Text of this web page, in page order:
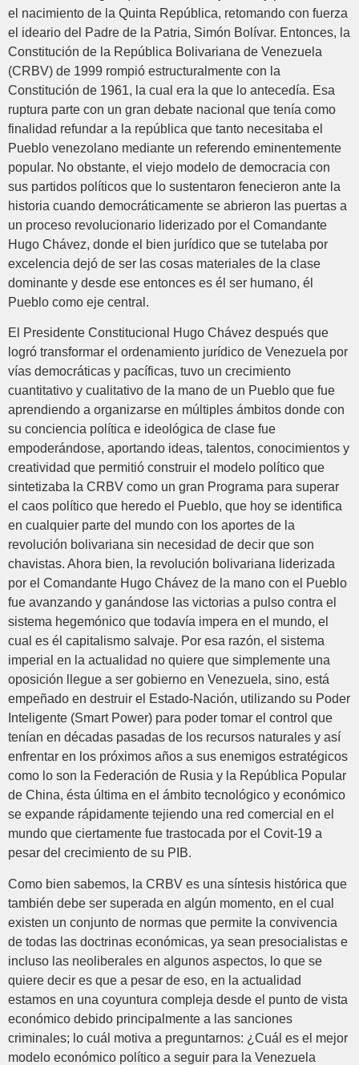
el nacimiento de la Quinta República, retomando con fuerza
el ideario del Padre de la Patria, Simón Bolívar. Entonces, la
Constitución de la República Bolivariana de Venezuela
(CRBV) de 1999 rompió estructuralmente con la
Constitución de 1961, la cual era la que lo antecedía. Esa
ruptura parte con un gran debate nacional que tenía como
finalidad refundar a la república que tanto necesitaba el
Pueblo venezolano mediante un referendo eminentemente
popular. No obstante, el viejo modelo de democracia con
sus partidos políticos que lo sustentaron fenecieron ante la
historia cuando democráticamente se abrieron las puertas a
un proceso revolucionario liderizado por el Comandante
Hugo Chávez, donde el bien jurídico que se tutelaba por
excelencia dejó de ser las cosas materiales de la clase
dominante y desde ese entonces es él ser humano, él
Pueblo como eje central.
El Presidente Constitucional Hugo Chávez después que
logró transformar el ordenamiento jurídico de Venezuela por
vías democráticas y pacíficas, tuvo un crecimiento
cuantitativo y cualitativo de la mano de un Pueblo que fue
aprendiendo a organizarse en múltiples ámbitos donde con
su conciencia política e ideológica de clase fue
empoderándose, aportando ideas, talentos, conocimientos y
creatividad que permitió construir el modelo político que
sintetizaba la CRBV como un gran Programa para superar
el caos político que heredo el Pueblo, que hoy se identifica
en cualquier parte del mundo con los aportes de la
revolución bolivariana sin necesidad de decir que son
chavistas. Ahora bien, la revolución bolivariana liderizada
por el Comandante Hugo Chávez de la mano con el Pueblo
fue avanzando y ganándose las victorias a pulso contra el
sistema hegemónico que todavía impera en el mundo, el
cual es él capitalismo salvaje. Por esa razón, el sistema
imperial en la actualidad no quiere que simplemente una
oposición llegue a ser gobierno en Venezuela, sino, está
empeñado en destruir el Estado-Nación, utilizando su Poder
Inteligente (Smart Power) para poder tomar el control que
tenían en décadas pasadas de los recursos naturales y así
enfrentar en los próximos años a sus enemigos estratégicos
como lo son la Federación de Rusia y la República Popular
de China, ésta última en el ámbito tecnológico y económico
se expande rápidamente tejiendo una red comercial en el
mundo que ciertamente fue trastocada por el Covit-19 a
pesar del crecimiento de su PIB.
Como bien sabemos, la CRBV es una síntesis histórica que
también debe ser superada en algún momento, en el cual
existen un conjunto de normas que permite la convivencia
de todas las doctrinas económicas, ya sean presocialistas e
incluso las neoliberales en algunos aspectos, lo que se
quiere decir es que a pesar de eso, en la actualidad
estamos en una coyuntura compleja desde el punto de vista
económico debido principalmente a las sanciones
criminales; lo cuál motiva a preguntarnos: ¿Cuál es el mejor
modelo económico político a seguir para la Venezuela